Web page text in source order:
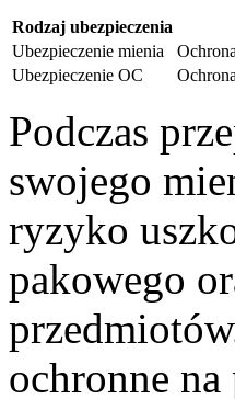
Rodzaj ubezpieczenia
Ubezpieczenie mienia
Ubezpieczenie OC
Podczas
swojego
ryzyko
pakowego
ochronne